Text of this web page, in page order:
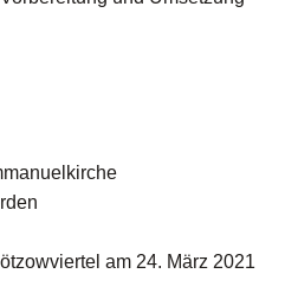
am 24. März 2021